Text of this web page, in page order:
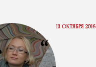
“
13 ОКТЯБРЯ 2016